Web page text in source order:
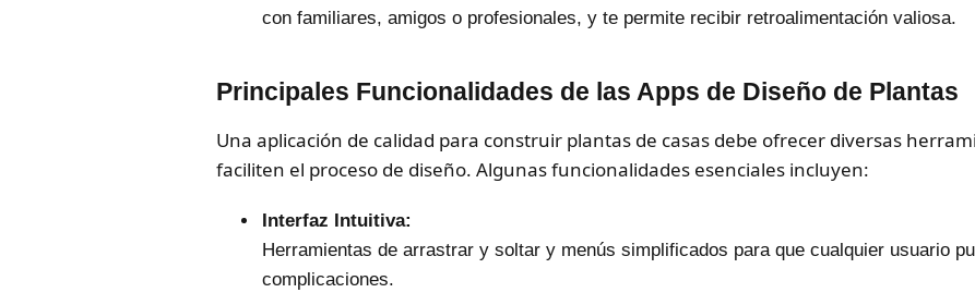
con familiares, amigos o profesionales, y te permite recibir retroalimentación valiosa.
Principales Funcionalidades de las Apps de Diseño de Plantas
Una aplicación de calidad para construir plantas de casas debe ofrecer diversas
faciliten el proceso de diseño. Algunas funcionalidades esenciales incluyen:
Interfaz Intuitiva:
Herramientas de arrastrar y soltar y menús simplificados para que cualquier usuario
complicaciones.